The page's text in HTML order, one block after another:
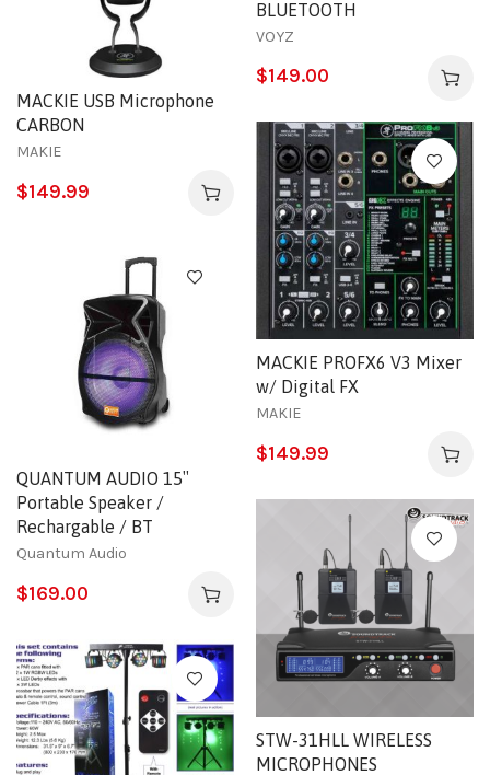
BLUETOOTH
VOYZ
$149.00
MACKIE USB Microphone
CARBON
MAKIE
$149.99
MACKIE PROFX6 V3 Mixer
w/ Digital FX
MAKIE
$149.99
QUANTUM AUDIO 15″
Portable Speaker /
Rechargable / BT
Quantum Audio
$169.00
STW-31HLL WIRELESS
MICROPHONES